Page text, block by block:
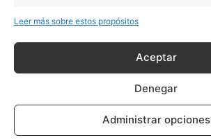
Leer más sobre estos propósitos
Aceptar
Denegar
Administrar opciones